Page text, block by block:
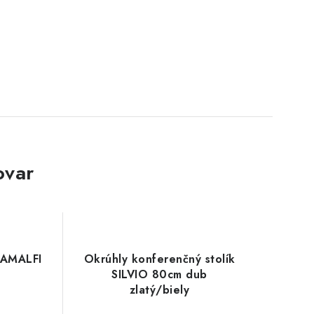
Okrúhly konferenčný stolík
SILVIO 80cm dub
zlatý/biely